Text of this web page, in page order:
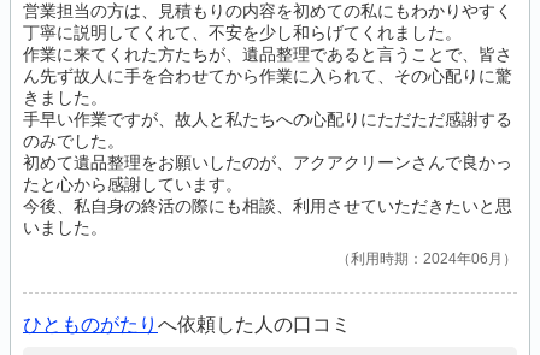
営業担当の方は、見積もりの内容を初めての私にもわかりやすく
丁寧に説明してくれて、不安を少し和らげてくれました。
作業に来てくれた方たちが、遺品整理であると言うことで、皆さ
ん先ず故人に手を合わせてから作業に入られて、その心配りに驚
きました。
手早い作業ですが、故人と私たちへの心配りにただただ感謝する
のみでした。
初めて遺品整理をお願いしたのが、アクアクリーンさんで良かっ
たと心から感謝しています。
今後、私自身の終活の際にも相談、利用させていただきたいと思
いました。
利用時期：2024年06月
ひとものがたり へ依頼した人の口コミ